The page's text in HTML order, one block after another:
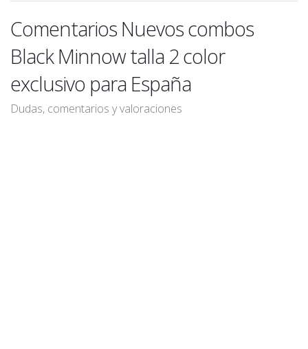
Comentarios Nuevos combos
Black Minnow talla 2 color
exclusivo para España
Dudas, comentarios y valoraciones